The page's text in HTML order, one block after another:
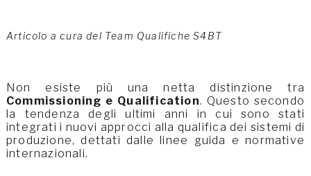
Articolo a cura del Team Qualifiche S4BT
Non esiste più una netta distinzione tra
Commissioning e Qualification. Questo secondo
la tendenza degli ultimi anni in cui sono stati
integrati i nuovi approcci alla qualifica dei sistemi di
produzione, dettati dalle linee guida e normative
internazionali.